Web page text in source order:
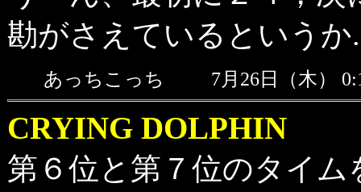
勘がさえているというか
あっちこっち 7月26日（木
CRYING DOLPHIN
第６位と第７位のタイ